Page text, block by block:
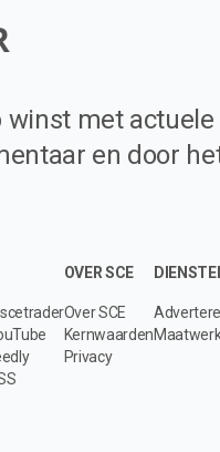
winst met
en door
OVER SCE
Over SCE
Kernwaarden
Privacy